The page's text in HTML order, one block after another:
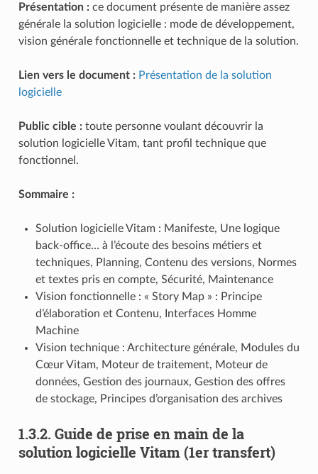
Présentation :ce document présente de manière assez
générale la solution logicielle : mode de développement,
vision générale fonctionnelle et technique de la solution.
Lien vers le document : Présentation de la solution
logicielle
Public cible :toute personne voulant découvrir la
solution logicielle Vitam, tant profil technique que
fonctionnel.
Sommaire :
Solution logicielle Vitam : Manifeste, Une logique
back-office… à l’écoute des besoins métiers et
techniques, Planning, Contenu des versions, Normes
et textes pris en compte, Sécurité, Maintenance
Vision fonctionnelle : « Story Map » : Principe
d’élaboration et Contenu, Interfaces Homme
Machine
Vision technique : Architecture générale, Modules du
Cœur Vitam, Moteur de traitement, Moteur de
données, Gestion des journaux, Gestion des offres
de stockage, Principes d’organisation des archives
1.3.2. Guide de prise en main de la
solution logicielle Vitam (1er transfert)